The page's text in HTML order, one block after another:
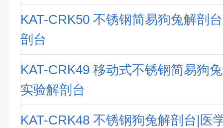
KAT-CRK50 不锈钢简易狗兔解剖
剖台
KAT-CRK49 移动式不锈钢简易狗
实验解剖台
KAT-CRK48 不锈钢狗兔解剖台|医